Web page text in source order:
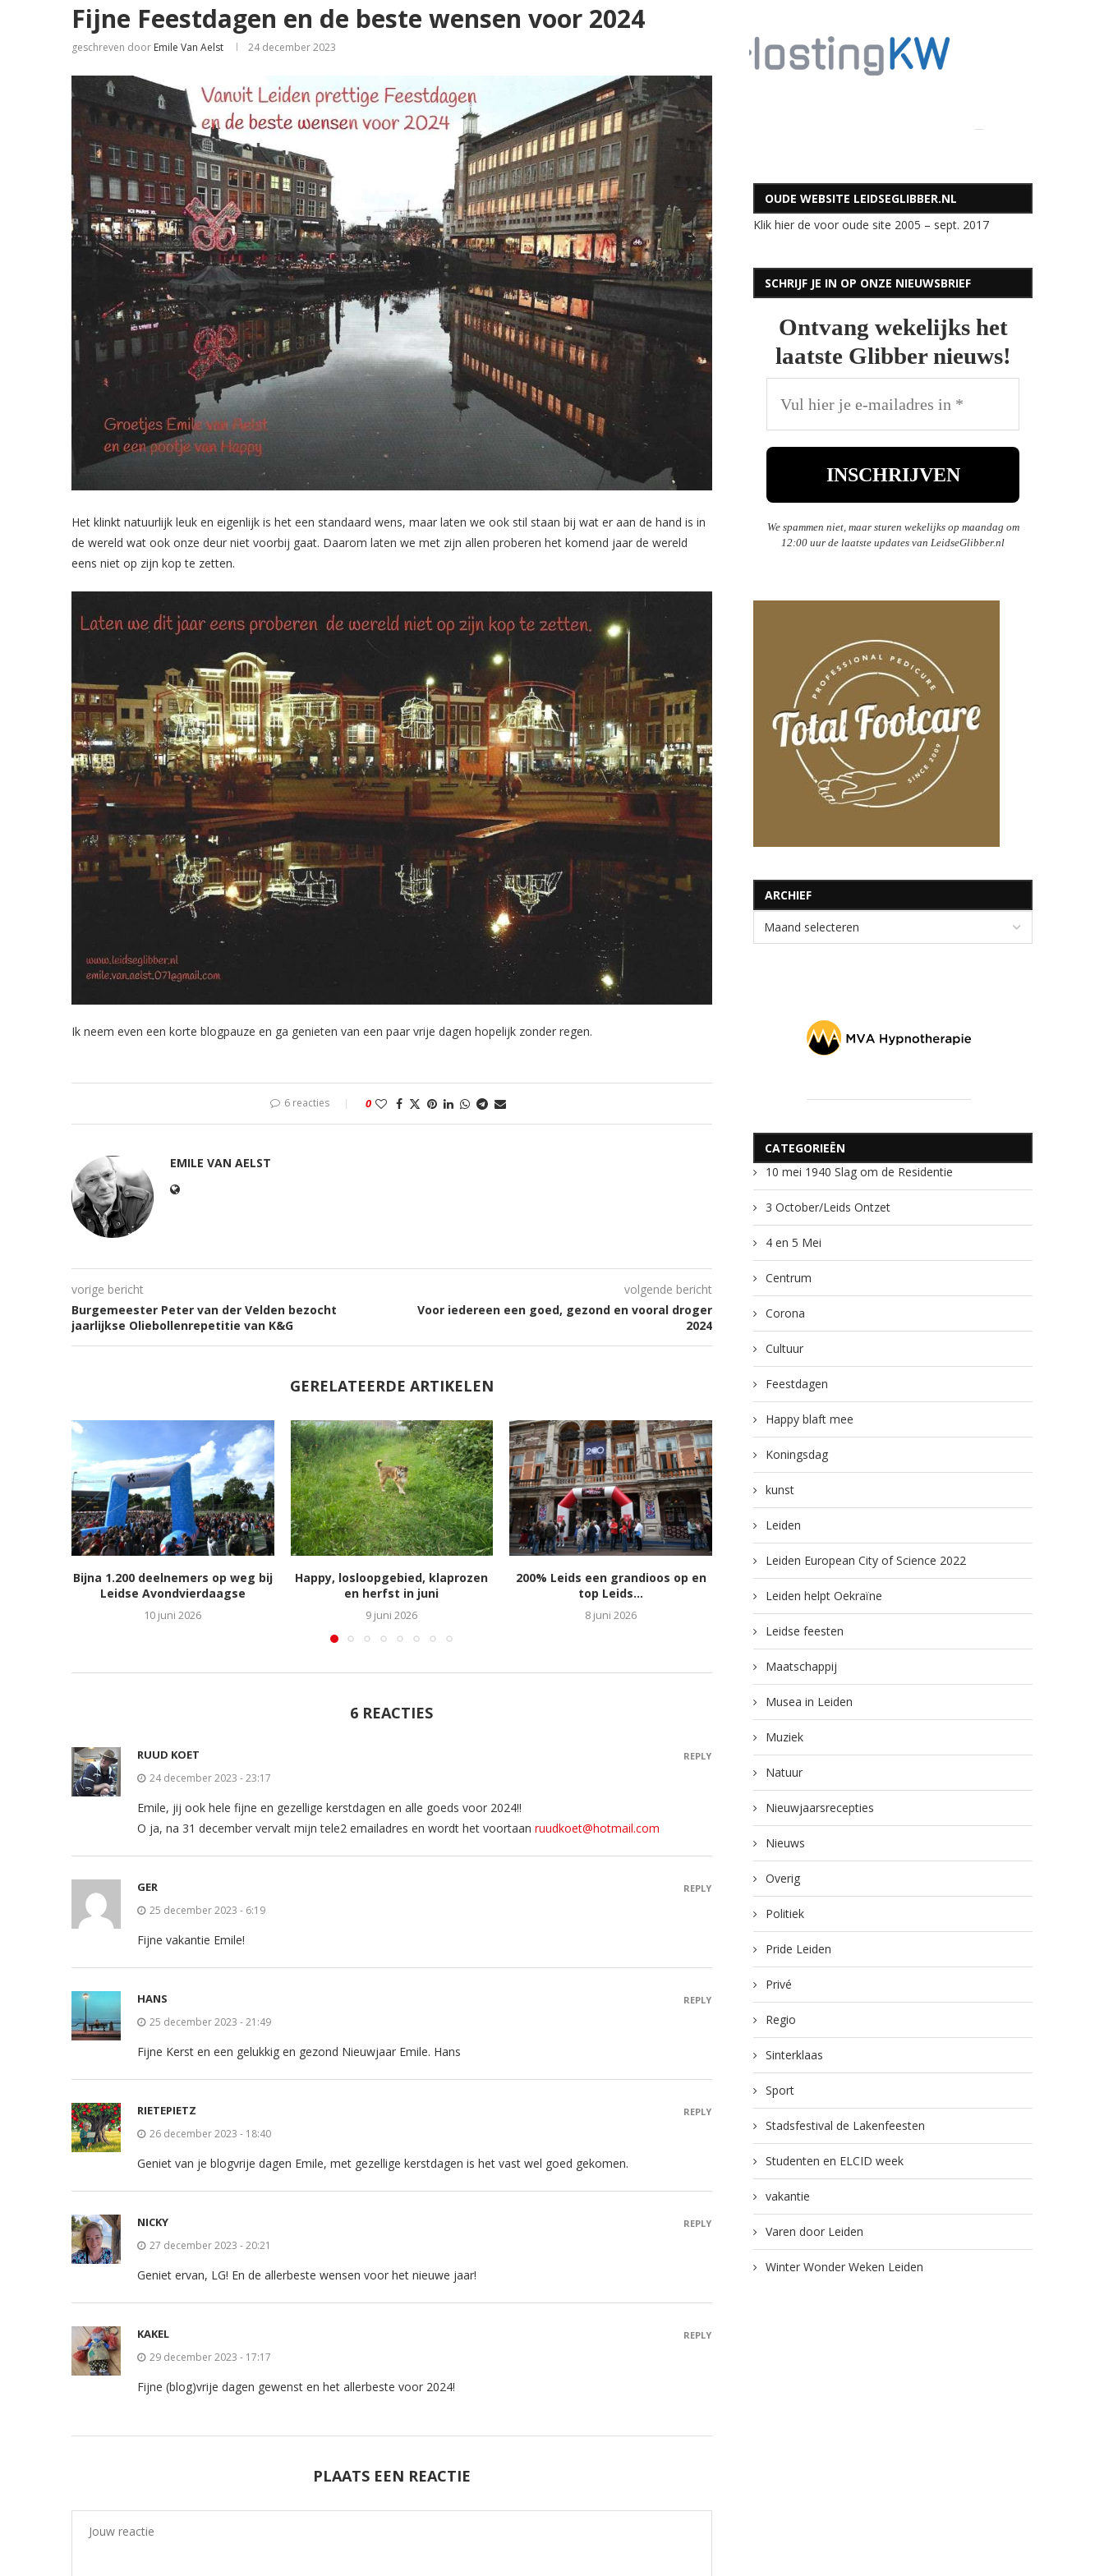
Fijne Feestdagen en de beste wensen voor 2024
geschreven door Emile Van Aelst 24 december 2023
Het klinkt natuurlijk leuk en eigenlijk is het een standaard wens, maar laten we ook stil staan bij wat er aan de hand is in
de wereld wat ook onze deur niet voorbij gaat. Daarom laten we met zijn allen proberen het komend jaar de wereld
eens niet op zijn kop te zetten.
Ik neem even een korte blogpauze en ga genieten van een paar vrije dagen hopelijk zonder regen.
6 reacties 0
EMILE VAN AELST
vorige bericht
Burgemeester Peter van der Velden bezocht
jaarlijkse Oliebollenrepetitie van K&G
volgende bericht
Voor iedereen een goed, gezond en vooral droger
2024
GERELATEERDE ARTIKELEN
Bijna 1.200 deelnemers op weg bij
Leidse Avondvierdaagse
10 juni 2026
Happy, losloopgebied, klaprozen
en herfst in juni
9 juni 2026
200% Leids een grandioos op en
top Leids...
8 juni 2026
Streetparade van topkorpsen
door het Leidse centrum
7 juni 2026
Sprookjeshuwelijken
6 REACTIES
RUUD KOET
24 december 2023 - 23:17
Emile, jij ook hele fijne en gezellige kerstdagen en alle goeds voor 2024!!
O ja, na 31 december vervalt mijn tele2 emailadres en wordt het voortaan ruudkoet@hotmail.com
REPLY
GER
25 december 2023 - 6:19
Fijne vakantie Emile!
REPLY
HANS
25 december 2023 - 21:49
Fijne Kerst en een gelukkig en gezond Nieuwjaar Emile. Hans
REPLY
RIETEPIETZ
26 december 2023 - 18:40
Geniet van je blogvrije dagen Emile, met gezellige kerstdagen is het vast wel goed gekomen.
REPLY
NICKY
27 december 2023 - 20:21
Geniet ervan, LG! En de allerbeste wensen voor het nieuwe jaar!
REPLY
KAKEL
29 december 2023 - 17:17
Fijne (blog)vrije dagen gewenst en het allerbeste voor 2024!
REPLY
PLAATS EEN REACTIE
OUDE WEBSITE LEIDSEGLIBBER.NL
Klik hier de voor oude site 2005 – sept. 2017
SCHRIJF JE IN OP ONZE NIEUWSBRIEF
Ontvang wekelijks het
laatste Glibber nieuws!
We spammen niet, maar sturen wekelijks op maandag om
12:00 uur de laatste updates van LeidseGlibber.nl
ARCHIEF
CATEGORIEËN
10 mei 1940 Slag om de Residentie
3 October/Leids Ontzet
4 en 5 Mei
Centrum
Corona
Cultuur
Feestdagen
Happy blaft mee
Koningsdag
kunst
Leiden
Leiden European City of Science 2022
Leiden helpt Oekraïne
Leidse feesten
Maatschappij
Musea in Leiden
Muziek
Natuur
Nieuwjaarsrecepties
Nieuws
Overig
Politiek
Pride Leiden
Privé
Regio
Sinterklaas
Sport
Stadsfestival de Lakenfeesten
Studenten en ELCID week
vakantie
Varen door Leiden
Winter Wonder Weken Leiden